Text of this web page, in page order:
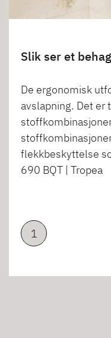
Slik ser et
De ergonomisk
avslapning. Det er
flekkbeskyttelse
690 BQT | Tropea
1